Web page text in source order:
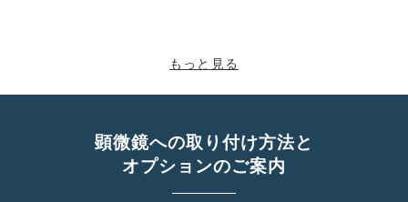
もっと見る
顕微鏡への取り付け方法と
オプションのご案内